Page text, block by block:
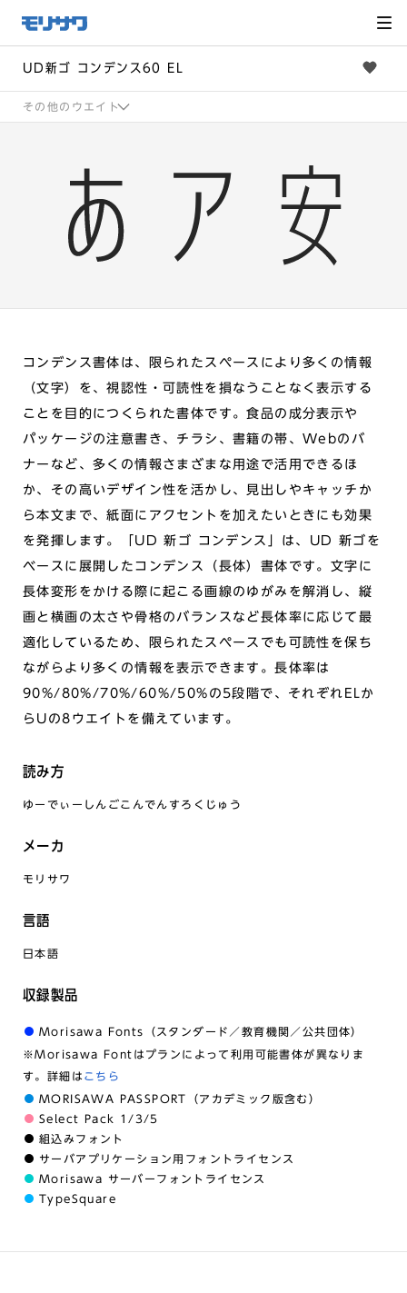
メ
ニュー
飛ばし
へ移動
UD新ゴ コンデンス60 EL
その他のウエイト
コンデンス書体は、限られたスペースにより多くの情報
（文字）を、視認性・可読性を損なうことなく表示する
ことを目的につくられた書体です。食品の成分表示や
パッケージの注意書き、チラシ、書籍の帯、Webのバ
ナーなど、多くの情報さまざまな用途で活用できるほ
か、その高いデザイン性を活かし、見出しやキャッチか
ら本文まで、紙面にアクセントを加えたいときにも効果
を発揮します。「UD 新ゴ コンデンス」は、UD 新ゴを
ベースに展開したコンデンス（長体）書体です。文字に
長体変形をかける際に起こる画線のゆがみを解消し、縦
画と横画の太さや骨格のバランスなど長体率に応じて最
適化しているため、限られたスペースでも可読性を保ち
ながらより多くの情報を表示できます。長体率は
90%/80%/70%/60%/50%の5段階で、それぞれELか
らUの8ウエイトを備えています。
読み方
ゆーでぃーしんごこんでんすろくじゅう
メーカ
モリサワ
言語
日本語
収録製品
Morisawa Fonts（スタンダード／教育機関／公共団体）
※Morisawa Fontはプランによって利用可能書体が異なりま
す。詳細は こちら
MORISAWA PASSPORT（アカデミック版含む）
Select Pack 1/3/5
組込みフォント
サーバアプリケーション用フォントライセンス
Morisawa サーバーフォントライセンス
TypeSquare